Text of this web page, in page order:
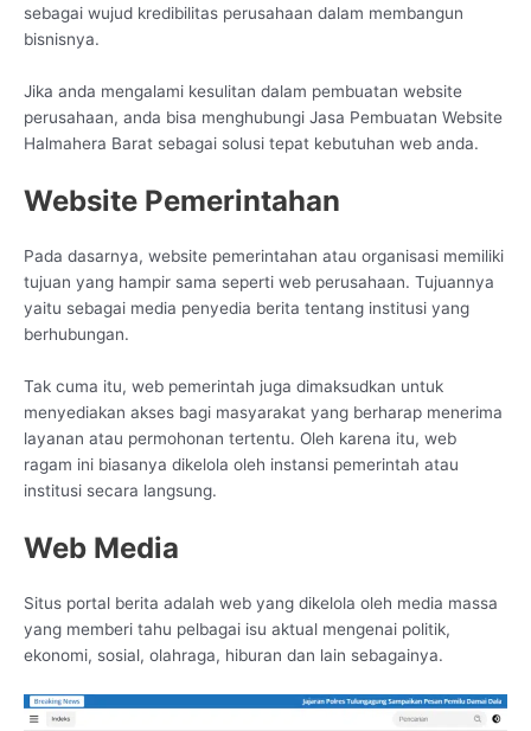
sebagai wujud kredibilitas perusahaan dalam membangun
bisnisnya.
Jika anda mengalami kesulitan dalam pembuatan website
perusahaan, anda bisa menghubungi Jasa Pembuatan Website
Halmahera Barat sebagai solusi tepat kebutuhan web anda.
Website Pemerintahan
Pada dasarnya, website pemerintahan atau organisasi memiliki
tujuan yang hampir sama seperti web perusahaan. Tujuannya
yaitu sebagai media penyedia berita tentang institusi yang
berhubungan.
Tak cuma itu, web pemerintah juga dimaksudkan untuk
menyediakan akses bagi masyarakat yang berharap menerima
layanan atau permohonan tertentu. Oleh karena itu, web
ragam ini biasanya dikelola oleh instansi pemerintah atau
institusi secara langsung.
Web Media
Situs portal berita adalah web yang dikelola oleh media massa
yang memberi tahu pelbagai isu aktual mengenai politik,
ekonomi, sosial, olahraga, hiburan dan lain sebagainya.